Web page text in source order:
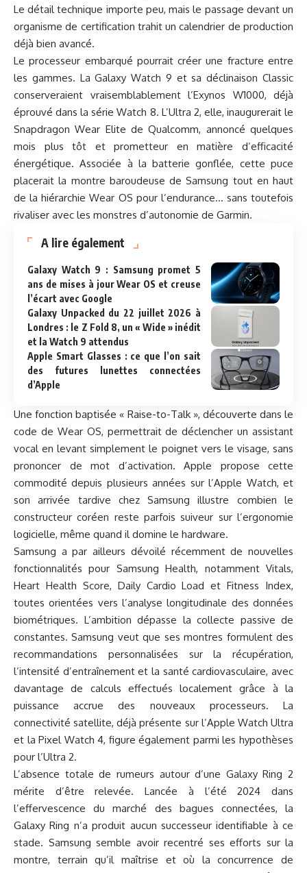
Le détail technique importe peu, mais le passage devant un
organisme de certification trahit un calendrier de production
déjà bien avancé.
Le processeur embarqué pourrait créer une fracture entre
les gammes. La Galaxy Watch 9 et sa déclinaison Classic
conserveraient vraisemblablement l’Exynos W1000, déjà
éprouvé dans la série Watch 8. L’Ultra 2, elle, inaugurerait le
Snapdragon Wear Elite de Qualcomm, annoncé quelques
mois plus tôt et prometteur en matière d’efficacité
énergétique. Associée à la batterie gonflée, cette puce
placerait la montre baroudeuse de Samsung tout en haut
de la hiérarchie Wear OS pour l’endurance… sans toutefois
rivaliser avec les monstres d’autonomie de Garmin.
A lire également
Galaxy Watch 9 : Samsung promet 5
ans de mises à jour Wear OS et creuse
l’écart avec Google
Galaxy Unpacked du 22 juillet 2026 à
Londres : le Z Fold 8, un « Wide » inédit
et la Watch 9 attendus
Apple Smart Glasses : ce que l’on sait
des futures lunettes connectées
d’Apple
Une fonction baptisée « Raise-to-Talk », découverte dans le
code de Wear OS, permettrait de déclencher un assistant
vocal en levant simplement le poignet vers le visage, sans
prononcer de mot d’activation. Apple propose cette
commodité depuis plusieurs années sur l’Apple Watch, et
son arrivée tardive chez Samsung illustre combien le
constructeur coréen reste parfois suiveur sur l’ergonomie
logicielle, même quand il domine le hardware.
Samsung a par ailleurs dévoilé récemment de nouvelles
fonctionnalités pour Samsung Health, notamment Vitals,
Heart Health Score, Daily Cardio Load et Fitness Index,
toutes orientées vers l’analyse longitudinale des données
biométriques. L’ambition dépasse la collecte passive de
constantes. Samsung veut que ses montres formulent des
recommandations personnalisées sur la récupération,
l’intensité d’entraînement et la santé cardiovasculaire, avec
davantage de calculs effectués localement grâce à la
puissance accrue des nouveaux processeurs. La
connectivité satellite, déjà présente sur l’Apple Watch Ultra
et la Pixel Watch 4, figure également parmi les hypothèses
pour l’Ultra 2.
L’absence totale de rumeurs autour d’une Galaxy Ring 2
mérite d’être relevée. Lancée à l’été 2024 dans
l’effervescence du marché des bagues connectées, la
Galaxy Ring n’a produit aucun successeur identifiable à ce
stade. Samsung semble avoir recentré ses efforts sur la
montre, terrain qu’il maîtrise et où la concurrence de